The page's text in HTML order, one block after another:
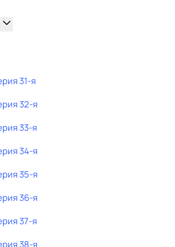
31-я
32-я
33-я
34-я
35-я
36-я
37-я
38-я